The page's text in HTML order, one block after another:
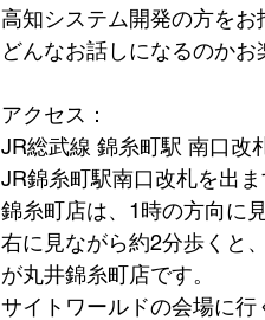
高知システム開発の方をお
どんなお話しになるのかお
​アクセス：
JR総武線 錦糸町駅 南口改
JR錦糸町駅南口改札を出
錦糸町店は、1時の方向に
右に見ながら約2分歩くと
が丸井錦糸町店です。
サイトワールドの会場に行